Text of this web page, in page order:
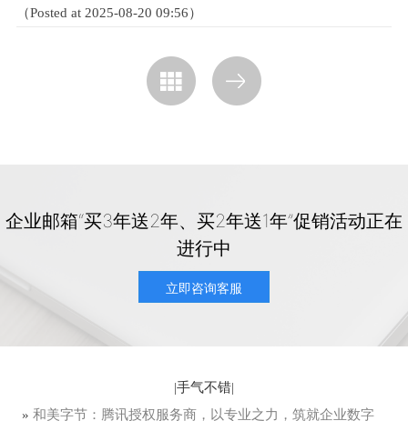
（Posted at 2025-08-20 09:56）
企业邮箱“买3年送2年、买2年送1年”促销活动正在
进行中
立即咨询客服
|手气不错|
» 和美字节：腾讯授权服务商，以专业之力，筑就企业数字